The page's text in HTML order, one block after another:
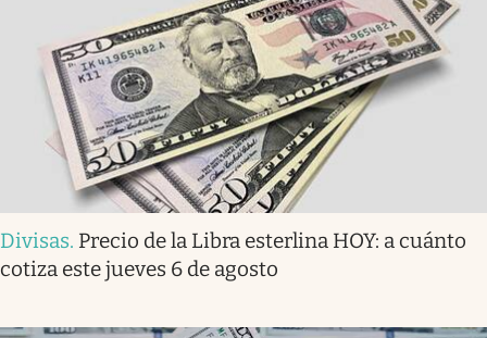
Divisas. Precio de la Libra esterlina HOY: a cuánto
cotiza este jueves 6 de agosto